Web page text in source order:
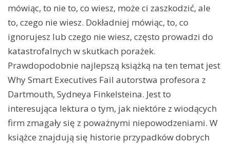
mówiąc, to nie to, co wiesz, może ci zaszkodzić, ale
to, czego nie wiesz. Dokładniej mówiąc, to, co
ignorujesz lub czego nie wiesz, często prowadzi do
katastrofalnych w skutkach porażek.
Prawdopodobnie najlepszą książką na ten temat jest
Why Smart Executives Fail autorstwa profesora z
Dartmouth, Sydneya Finkelsteina. Jest to
interesująca lektura o tym, jak niektóre z wiodących
firm zmagały się z poważnymi niepowodzeniami. W
książce znajdują się historie przypadków dobrych